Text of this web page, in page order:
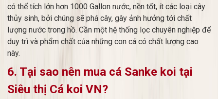
có thể tích lớn hơn 1000 Gallon nước, nền tốt, ít các loại cây
thủy sinh, bởi chúng sẽ phá cây, gây ảnh hưởng tới chất
lượng nước trong hồ. Cần một hệ thống lọc chuyên nghiệp để
duy trì và phẩm chất của những con cá có chất lượng cao
này.
6. Tại sao nên mua cá Sanke koi tại
Siêu thị Cá koi VN?